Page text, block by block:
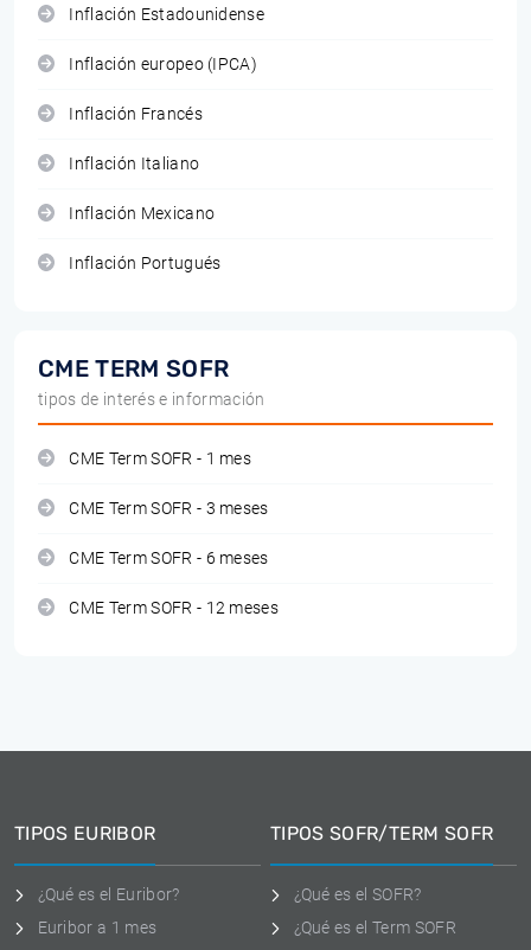
Inflación Estadounidense
Inflación europeo (IPCA)
Inflación Francés
Inflación Italiano
Inflación Mexicano
Inflación Portugués
CME TERM SOFR
tipos de interés e información
CME Term SOFR - 1 mes
CME Term SOFR - 3 meses
CME Term SOFR - 6 meses
CME Term SOFR - 12 meses
TIPOS EURIBOR
¿Qué es el Euribor?
Euribor a 1 mes
TIPOS SOFR/TERM SOFR
¿Qué es el SOFR?
¿Qué es el Term SOFR